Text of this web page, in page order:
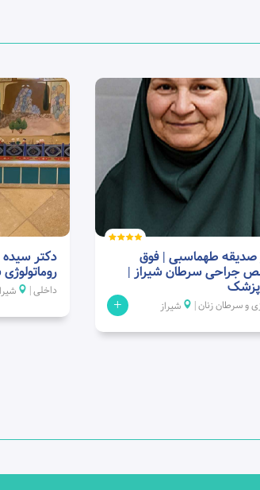
صدیقه طهماسبی | فوق
جراحی سرطان شیراز |
و سرطان زنان | شیراز +
دکتر
داخلی |